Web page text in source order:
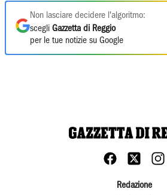
Non lasciare decidere l'algoritmo:
scegli Gazzetta di Reggio
per le tue notizie su Google
Redazione